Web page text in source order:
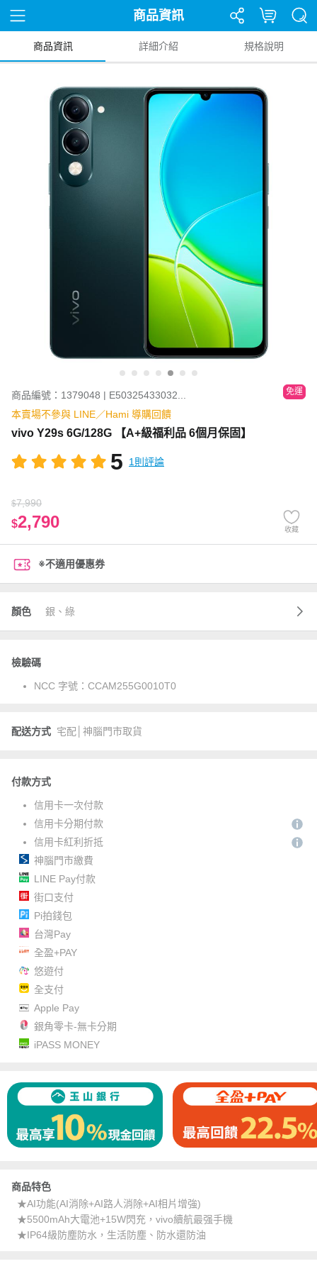
商品資訊
商品資訊 詳細介紹 規格說明
商品編號：1379048 | E50325433032... 免運
本賣場不參與 LINE／Hami 導購回饋
vivo Y29s 6G/128G 【A+級福利品 6個月保固】
5 1則評論
$7,990
$2,790 收藏
※不適用優惠券
顏色 銀、綠
檢驗碼
NCC 字號： CCAM255G0010T0
配送方式 宅配│神腦門市取貨
付款方式
信用卡一次付款
信用卡分期付款
信用卡紅利折抵
神腦門市繳費
LINE Pay付款
街口支付
Pi拍錢包
台灣Pay
全盈+PAY
悠遊付
全支付
Apple Pay
銀角零卡-無卡分期
iPASS MONEY
商品特色
★AI功能(AI消除+AI路人消除+AI相片增強)
★5500mAh大電池+15W閃充，vivo續航最强手機
★IP64級防塵防水，生活防塵、防水還防油